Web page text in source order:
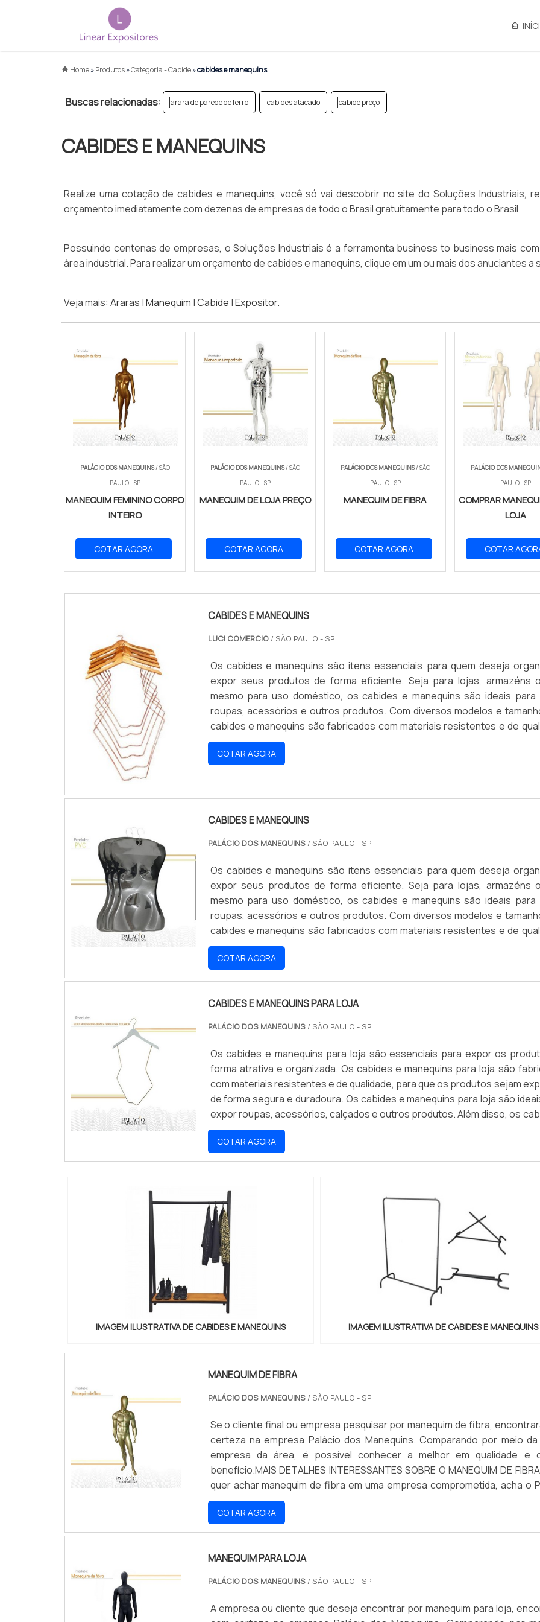
Home»Produtos»Categoria - Cabide»cabides e manequins
Buscas relacionadas: arara de parede de ferro cabides atacado cabide preço
CABIDES E MANEQUINS
Realize uma cotação de cabides e manequins, você só vai descobrir no site do Soluções Industriais,
orçamento imediatamente com dezenas de empresas de todo o Brasil gratuitamente para todo o Brasil
Possuindo centenas de empresas, o Soluções Industriais é a ferramenta business to business mais
área industrial. Para realizar um orçamento de cabides e manequins, clique em um ou mais dos anuciantes a
Veja mais: Araras |Manequim |Cabide |Expositor.
PALÁCIO DOS MANEQUINS/ SÃO
PAULO - SP
MANEQUIM FEMININO CORPO
INTEIRO
COTAR AGORA
PALÁCIO DOS MANEQUINS/ SÃO
PAULO - SP
MANEQUIM DE LOJA PREÇO
COTAR AGORA
PALÁCIO DOS MANEQUINS/ SÃO
PAULO - SP
MANEQUIM DE FIBRA
COTAR AGORA
PALÁCIO DOS
PAULO - SP
COMPRAR
LOJA
COTAR
CABIDES E MANEQUINS
LUCI COMERCIO / SÃO PAULO - SP
Os cabides e manequins são itens essenciais para quem deseja
expor seus produtos de forma eficiente. Seja para lojas, armazéns
mesmo para uso doméstico, os cabides e manequins são ideais para
roupas, acessórios e outros produtos. Com diversos modelos e
cabides e manequins são fabricados com materiais resistentes e de
garantindo durabilidade e segurança para os produtos expostos.
COTAR AGORA
CABIDES E MANEQUINS
PALÁCIO DOS MANEQUINS / SÃO PAULO - SP
Os cabides e manequins são itens essenciais para quem deseja
expor seus produtos de forma eficiente. Seja para lojas, armazéns
mesmo para uso doméstico, os cabides e manequins são ideais para
roupas, acessórios e outros produtos. Com diversos modelos e
cabides e manequins são fabricados com materiais resistentes e de
garantindo durabilidade e segurança para os produtos expostos.
COTAR AGORA
CABIDES E MANEQUINS PARA LOJA
PALÁCIO DOS MANEQUINS / SÃO PAULO - SP
Os cabides e manequins para loja são essenciais para expor os
forma atrativa e organizada. Os cabides e manequins para loja são
com materiais resistentes e de qualidade, para que os produtos sejam
de forma segura e duradoura. Os cabides e manequins para loja são
expor roupas, acessórios, calçados e outros produtos. Além disso, os
manequins para loja são versáteis e podem ser usados em qualquer
COTAR AGORA
IMAGEM ILUSTRATIVA DE CABIDES E MANEQUINS IMAGEM ILUSTRATIVA DE CABIDES E MANEQUINS
MANEQUIM DE FIBRA
PALÁCIO DOS MANEQUINS/ SÃO PAULO - SP
Se o cliente final ou empresa pesquisar por manequim de fibra,
certeza na empresa Palácio dos Manequins. Comparando por meio
empresa da área, é possível conhecer a melhor em qualidade e
benefício.MAIS DETALHES INTERESSANTES SOBRE O MANEQUIM DE
quer achar manequim de fibra em uma empresa comprometida, acha o
dos Manequins. Com grande know-how focado em sacolas e
companhia foca em tecnologia e desenvolvimento no que gera
cliente.Ainda focando na qualidade do manequim de fibra, sempre
assertividade, pontos importantes que ficam de fora no
empresas que visam apenas o lucro, deixando a desejar nos outros
área de atuação. Abaixo os motivos pelos quais o Palácio dos
COTAR AGORA
MANEQUIM PARA LOJA
PALÁCIO DOS MANEQUINS/ SÃO PAULO - SP
A empresa ou cliente que deseja encontrar por manequim para loja,